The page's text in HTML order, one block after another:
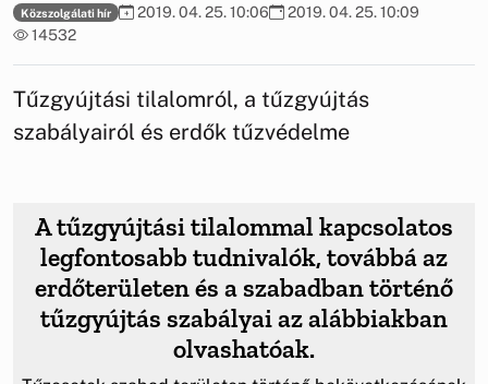
Közszolgálati hír 2019. 04. 25. 10:06
2019. 04. 25. 10:09
14532
Tűzgyújtási tilalomról, a tűzgyújtás
szabályairól és erdők tűzvédelme
A tűzgyújtási tilalommal kapcsolatos
legfontosabb tudnivalók, továbbá az
erdőterületen és a szabadban történő
tűzgyújtás szabályai az alábbiakban
olvashatóak.